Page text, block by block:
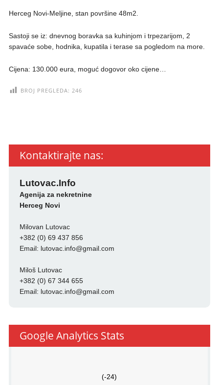
Herceg Novi-Meljine, stan površine 48m2.
Sastoji se iz: dnevnog boravka sa kuhinjom i trpezarijom, 2
spavaće sobe, hodnika, kupatila i terase sa pogledom na more.
Cijena: 130.000 eura, moguć dogovor oko cijene…
BROJ PREGLEDA: 246
Kontaktirajte nas:
Lutovac.Info
Agenija za nekretnine
Herceg Novi
Milovan Lutovac
+382 (0) 69 437 856
Email: lutovac.info@gmail.com
Miloš Lutovac
+382 (0) 67 344 655
Email: lutovac.info@gmail.com
Google Analytics Stats
(-24)